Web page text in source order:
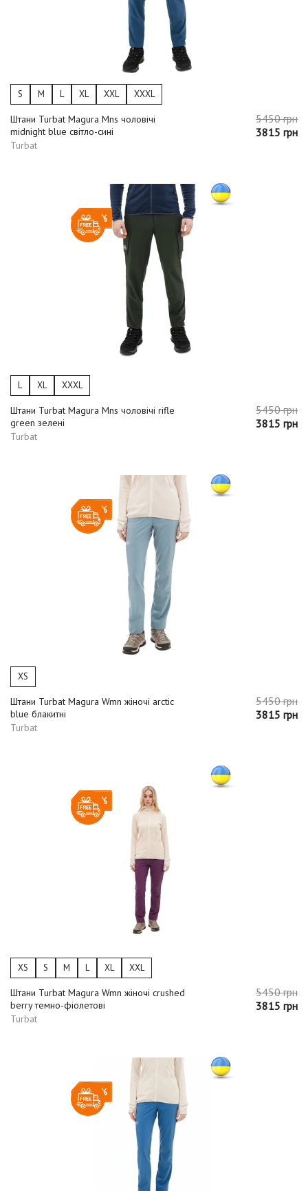
S M L XL XXL XXXL
Штани Turbat Magura Mns чоловічі
midnight blue світло-сині
Turbat
5450 грн
3815 грн
-30%
L XL XXXL
Штани Turbat Magura Mns чоловічі rifle
green зелені
Turbat
5450 грн
3815 грн
-30%
XS
Штани Turbat Magura Wmn жіночі arctic
blue блакитні
Turbat
5450 грн
3815 грн
-30%
XS S M L XL XXL
Штани Turbat Magura Wmn жіночі crushed
berry темно-фіолетові
Turbat
5450 грн
3815 грн
-30%